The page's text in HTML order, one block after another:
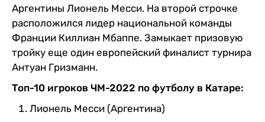
Аргентины Лионель Месси. На второй строчке
расположился лидер национальной команды
Франции Киллиан Мбаппе. Замыкает призовую
тройку еще один европейский финалист турнира
Антуан Гризманн.
Топ-10 игроков ЧМ-2022 по футболу в Катаре:
Лионель Месси (Аргентина)